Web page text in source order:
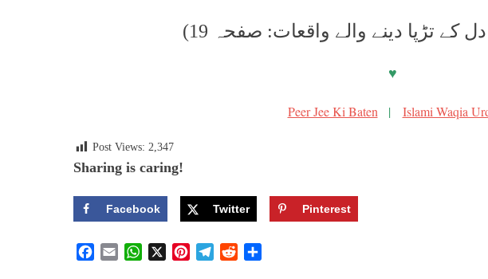
♥
Peer Jee Ki Baten | Islami Waqia
Post Views: 2,347
Sharing is caring!
Facebook Twitter Pinterest
W
X